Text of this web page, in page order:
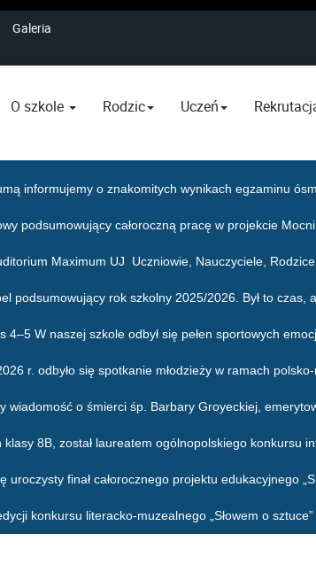
Galeria
O szkole Rodzic Uczeń
informujemy o znakomitych wynikach egzaminu
podsumowujący całoroczną pracę w projekcie
Maximum UJ Uczniowie, Nauczyciele,
podsumowujący rok szkolny 2025/2026. Był to czas,
4–5 W naszej szkole odbył się pełen sportowych
r. odbyło się spotkanie młodzieży w ramach
wiadomość o śmierci śp. Barbary Groyeckiej,
8B, został laureatem ogólnopolskiego konkursu
uroczysty finał całorocznego projektu edukacyjnego
konkursu literacko-muzealnego „Słowem o sztuce”